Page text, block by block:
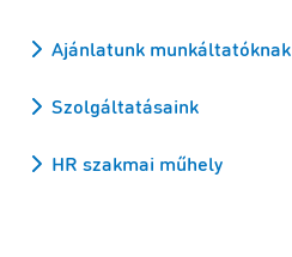
Ajánlatunk munkáltatóknak
Szolgáltatásaink
HR szakmai műhely